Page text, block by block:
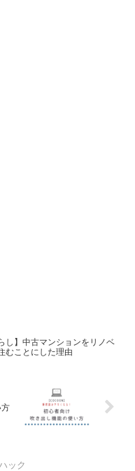
し】中古マンションをリノベ
むことにした理由
方
ック